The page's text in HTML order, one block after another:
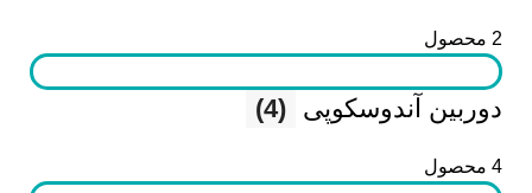
2 محصول
دوربین آندوسکوپی (4)
4 محصول